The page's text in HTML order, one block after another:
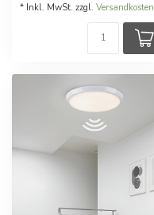
* Inkl. MwSt. zzgl. Versandkosten